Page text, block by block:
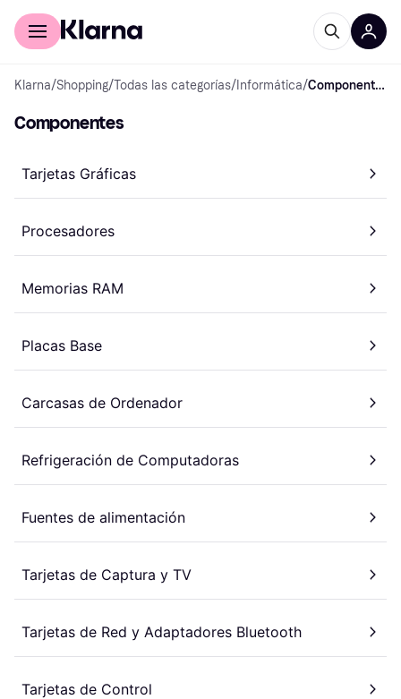
Comprar con Klarna
Klarna/Shopping/Todas las categorías/ Informática/ Componentes
Componentes
Tarjetas Gráficas
Procesadores
Memorias RAM
Placas Base
Carcasas de Ordenador
Refrigeración de Computadoras
Fuentes de alimentación
Tarjetas de Captura y TV
Tarjetas de Red y Adaptadores Bluetooth
Tarjetas de Control